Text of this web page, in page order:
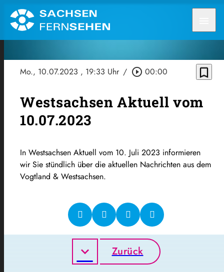
Mo., 10.07.2023 , 19:33 Uhr / play_circle_outline 00:00 bookmark_border
Westsachsen Aktuell vom
10.07.2023
In Westsachsen Aktuell vom 10. Juli 2023 informieren
wir Sie stündlich über die aktuellen Nachrichten aus dem
Vogtland & Westsachsen.
Zurück